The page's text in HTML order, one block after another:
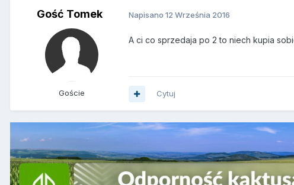
Gość Tomek
Goście
Napisano 12 Września 2016
A ci co sprzedaja po 2 to niech kupia
Cytuj